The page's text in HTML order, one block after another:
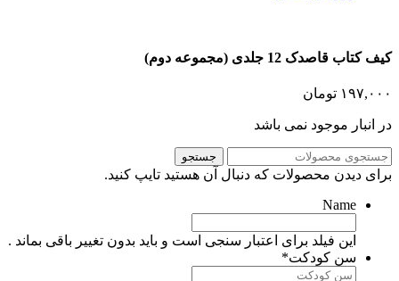
کتاب قاصدک 12 جلدی (مجموعه دوم)
تومان
انبار موجود نمی باشد
جستجو
دیدن محصولات که دنبال آن هستید تایپ کنید.
Name
این فیلد برای اعتبار سنجی است و باید بدون تغییر باقی بماند .
سن کودکت*